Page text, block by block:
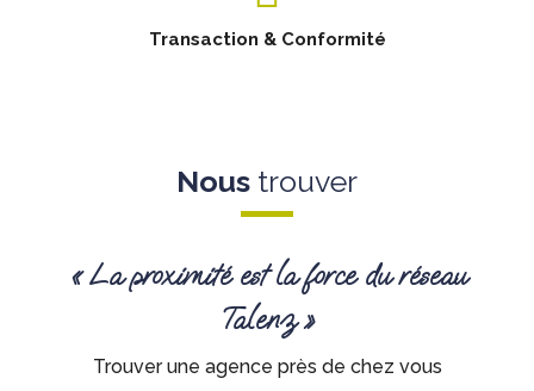
Transaction & Conformité
Nous trouver
« La proximité est la force du réseau
Talenz »
Trouver une agence près de chez vous